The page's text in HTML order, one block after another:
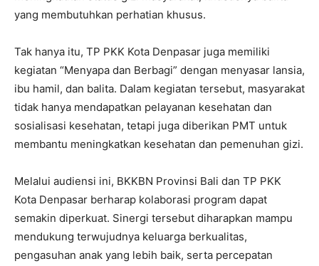
yang membutuhkan perhatian khusus.
Tak hanya itu, TP PKK Kota Denpasar juga memiliki
kegiatan “Menyapa dan Berbagi” dengan menyasar lansia,
ibu hamil, dan balita. Dalam kegiatan tersebut, masyarakat
tidak hanya mendapatkan pelayanan kesehatan dan
sosialisasi kesehatan, tetapi juga diberikan PMT untuk
membantu meningkatkan kesehatan dan pemenuhan gizi.
Melalui audiensi ini, BKKBN Provinsi Bali dan TP PKK
Kota Denpasar berharap kolaborasi program dapat
semakin diperkuat. Sinergi tersebut diharapkan mampu
mendukung terwujudnya keluarga berkualitas,
pengasuhan anak yang lebih baik, serta percepatan